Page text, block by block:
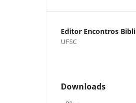
Editor Encontros Bibli
UFSC
Downloads